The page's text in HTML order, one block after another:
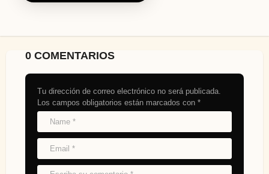
0 COMENTARIOS
Tu dirección de correo electrónico no será publicada.
Los campos obligatorios están marcados con *